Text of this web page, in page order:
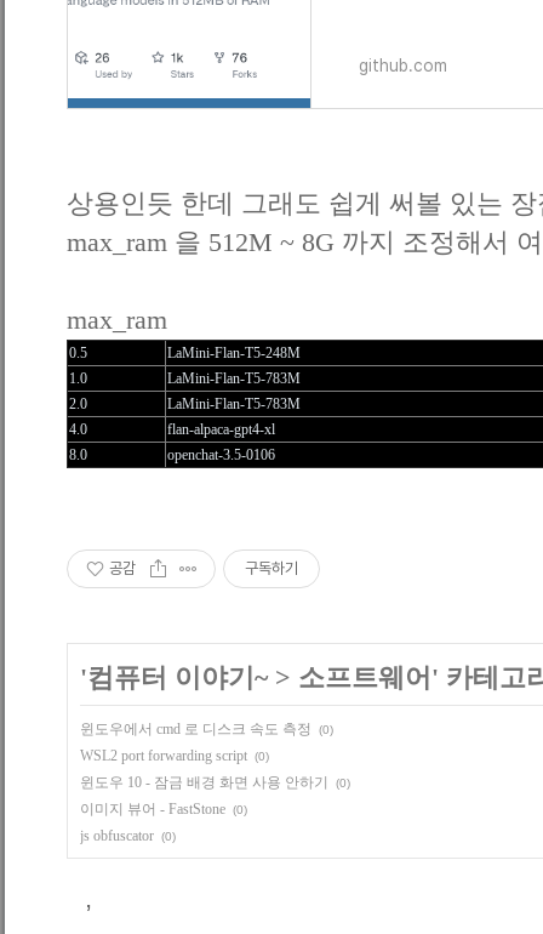
github.com
상용인듯 한데 그래도 쉽게 써볼 있는
max_ram 을 512M ~ 8G 까지 조정해서
max_ram
0.5
LaMini-Flan-T5-248M
1.0
LaMini-Flan-T5-783M
2.0
LaMini-Flan-T5-783M
4.0
flan-alpaca-gpt4-xl
8.0
openchat-3.5-0106
공감 구독하기
'컴퓨터 이야기~> 소프트웨어 ' 카테고
윈도우에서 cmd 로 디스크 속도 측정 (0)
WSL2 port forwarding script (0)
윈도우 10 - 잠금 배경 화면 사용 안하기 (0)
이미지 뷰어 - FastStone (0)
js obfuscator (0)
,